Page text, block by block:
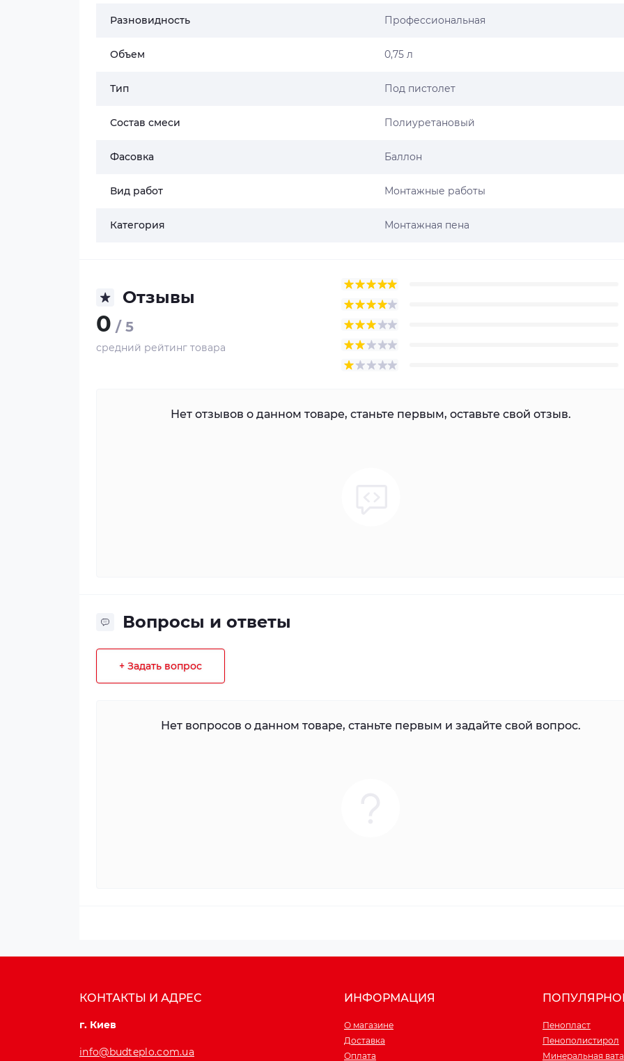
Разновидность Профессиональная
Объем 0,75 л
Тип Под пистолет
Состав смеси Полиуретановый
Фасовка Баллон
Вид работ Монтажные работы
Категория Монтажная пена
Отзывы
0 / 5
средний рейтинг товара
Нет отзывов о данном товаре, станьте первым, оставьте свой отзыв.
Вопросы и ответы
+ Задать вопрос
Нет вопросов о данном товаре, станьте первым и задайте свой вопрос.
КОНТАКТЫ И АДРЕС
г. Киев
info@budteplo.com.ua
ИНФОРМАЦИЯ
О магазине
Доставка
Оплата
Пенопласт
Пенополистирол
Минеральная вата